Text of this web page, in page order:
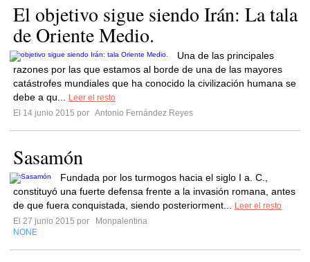
El objetivo sigue siendo Irán: La tala
de Oriente Medio.
Una de las principales
razones por las que estamos al borde de una de las mayores
catástrofes mundiales que ha conocido la civilización humana se
debe a qu...
Leer el resto
El 14 junio 2015 por Antonio Fernández Reyes
Sasamón
Fundada por los turmogos hacia el siglo I a. C.,
constituyó una fuerte defensa frente a la invasión romana, antes
de que fuera conquistada, siendo posteriorment...
Leer el resto
El 27 junio 2015 por
Monpalentina
NONE